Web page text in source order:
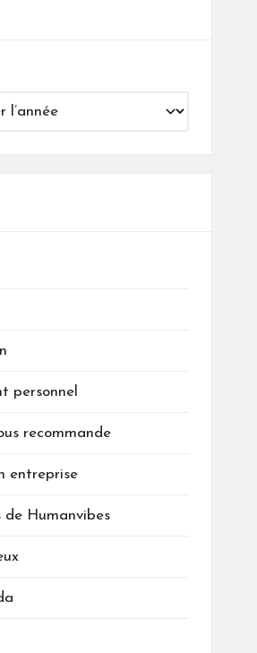
personnel
recommande
entreprise
de Humanvibes